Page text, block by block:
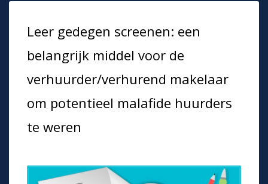
Leer gedegen screenen: een
belangrijk middel voor de
verhuurder/verhurend makelaar
om potentieel malafide huurders
te weren